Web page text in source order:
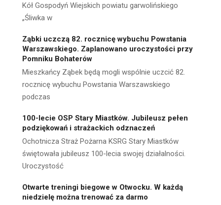
Kół Gospodyń Wiejskich powiatu garwolińskiego
„Śliwka w
Ząbki uczczą 82. rocznicę wybuchu Powstania
Warszawskiego. Zaplanowano uroczystości przy
Pomniku Bohaterów
Mieszkańcy Ząbek będą mogli wspólnie uczcić 82.
rocznicę wybuchu Powstania Warszawskiego
podczas
100-lecie OSP Stary Miastków. Jubileusz pełen
podziękowań i strażackich odznaczeń
Ochotnicza Straż Pożarna KSRG Stary Miastków
świętowała jubileusz 100-lecia swojej działalności.
Uroczystość
Otwarte treningi biegowe w Otwocku. W każdą
niedzielę można trenować za darmo